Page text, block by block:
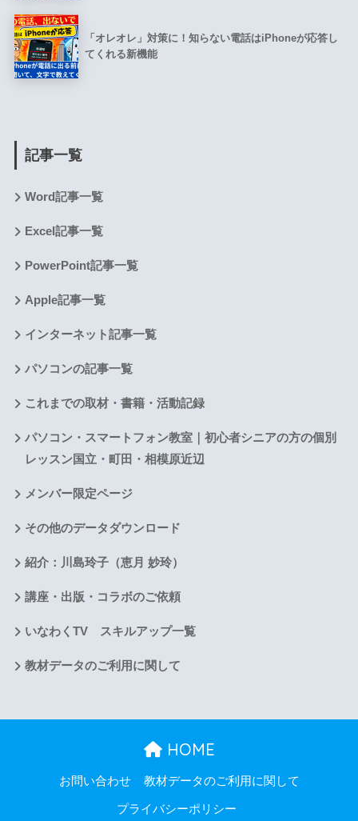
「オレオレ」対策に！知らない電話はiPhoneが応答し
てくれる新機能
記事一覧
Word記事一覧
Excel記事一覧
PowerPoint記事一覧
Apple記事一覧
インターネット記事一覧
パソコンの記事一覧
これまでの取材・書籍・活動記録
パソコン・スマートフォン教室｜初心者シニアの方の個別
レッスン国立・町田・相模原近辺
メンバー限定ページ
その他のデータダウンロード
紹介：川島玲子（恵月 妙玲）
講座・出版・コラボのご依頼
いなわくTV スキルアップ一覧
教材データのご利用に関して
HOME
お問い合わせ 教材データのご利用に関して
プライバシーポリシー